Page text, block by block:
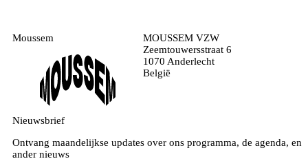
Moussem
MOUSSEM VZW
Zeemtouwersstraat 6
1070 Anderlecht
België
Nieuwsbrief
Ontvang maandelijkse updates over ons programma, de agenda, en
ander nieuws